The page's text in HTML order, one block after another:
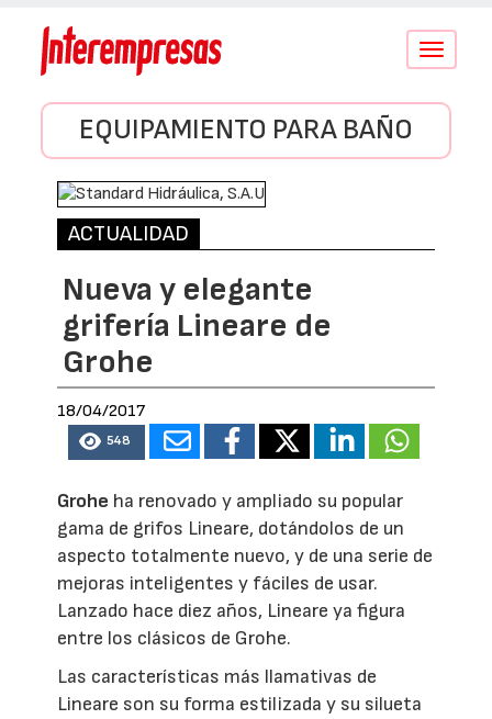
Conmutar
EQUIPAMIENTO PARA BAÑO
ACTUALIDAD
Nueva y elegante
grifería Lineare de
Grohe
18/04/2017
548
Grohe ha renovado y ampliado su popular
gama de grifos Lineare, dotándolos de un
aspecto totalmente nuevo, y de una serie de
mejoras inteligentes y fáciles de usar.
Lanzado hace diez años, Lineare ya figura
entre los clásicos de Grohe.
Las características más llamativas de
Lineare son su forma estilizada y su silueta